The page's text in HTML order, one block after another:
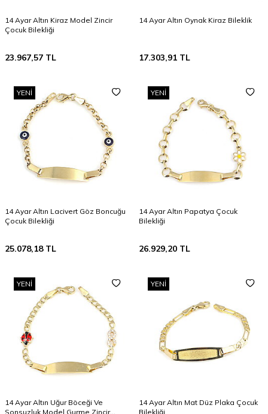
14 Ayar Altın Kiraz Model Zincir
Çocuk Bilekliği
23.967,57 TL
14 Ayar Altın Oynak Kiraz Bileklik
17.303,91 TL
YENI
14 Ayar Altın Lacivert Göz Boncuğu
Çocuk Bilekliği
25.078,18TL
YENI
14 Ayar Altın Papatya Çocuk
Bilekliği
26.929,20 TL
YENI
14 Ayar Altın Uğur Böceği Ve
Sonsuzluk Model Gurme Zincir
YENI
14 Ayar Altın Mat Düz Plaka Çocuk
Bilekliği